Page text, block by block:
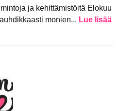
ja kehittämistöitä Elokuu
monien... Lue lisää